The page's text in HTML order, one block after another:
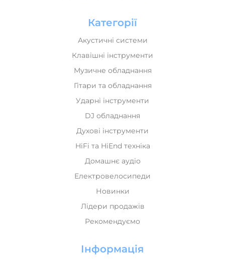
Категорії
Акустичні системи
Клавішні інструменти
Музичне обладнання
Гітари та обладнання
Ударні інструменти
DJ обладнання
Духові інструменти
HiFi та HiEnd техніка
Домашнє аудіо
Електровелосипеди
Новинки
Лідери продажів
Рекомендуємо
Інформація